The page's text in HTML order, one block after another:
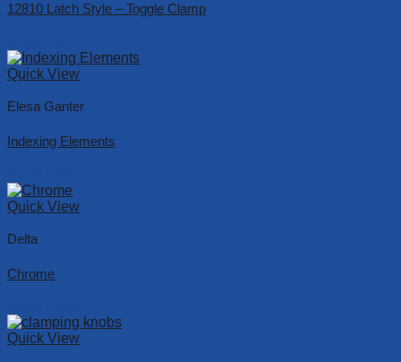
12810 Latch Style – Toggle Clamp
Quick View
Elesa Ganter
Indexing Elements
Quick View
Delta
Chrome
Quick View